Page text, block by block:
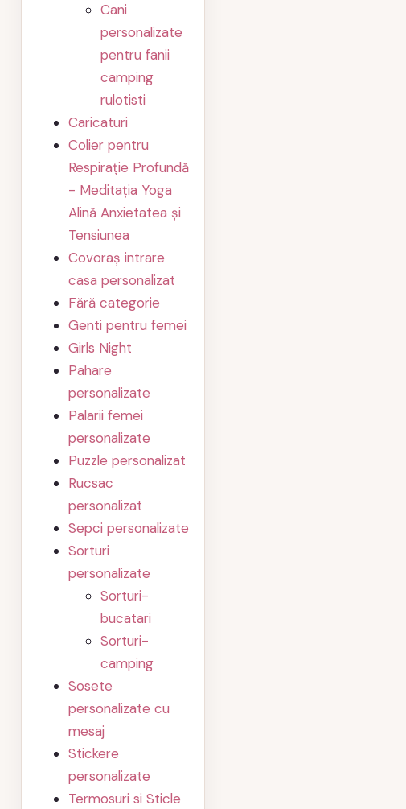
Cani
personalizate
pentru fanii
camping
rulotisti
Caricaturi
Colier pentru
Respirație Profundă
- Meditația Yoga
Alină Anxietatea și
Tensiunea
Covoraș intrare
casa personalizat
Fără categorie
Genti pentru femei
Girls Night
Pahare
personalizate
Palarii femei
personalizate
Puzzle personalizat
Rucsac
personalizat
Sepci personalizate
Sorturi
personalizate
Sorturi-
bucatari
Sorturi-
camping
Sosete
personalizate cu
mesaj
Stickere
personalizate
Termosuri si Sticle